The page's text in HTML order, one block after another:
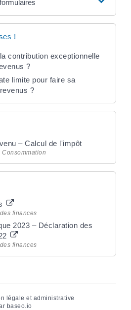
!
contribution exceptionnelle
?
limite pour faire sa
?
– Calcul de l'impôt
finances
2023 – Déclaration des
finances
légale et administrative
baseo.io